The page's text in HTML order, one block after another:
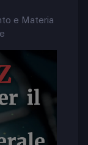
e Materia